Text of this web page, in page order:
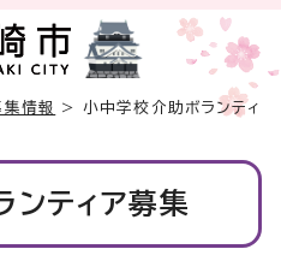
集情報
> 小中学校介助ボランティ
ンティア募集